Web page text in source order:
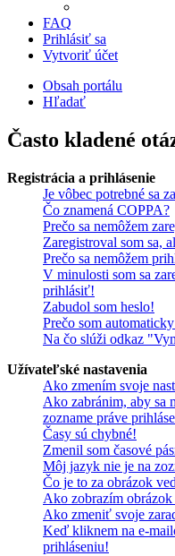
FAQ
Prihlásiť sa
Vytvoriť účet
Obsah portálu
Hľadať
Často kladené
Registrácia a prihlásenie
Je vôbec potrebné sa
Čo znamená COPPA?
Prečo sa nemôžem
Zaregistroval som sa,
Prečo sa nemôžem
V minulosti som sa
prihlásiť!
Zabudol som heslo!
Prečo som
Na čo slúži odkaz
Užívateľské nastavenia
Ako zmením svoje
Ako zabránim, aby sa
zozname práve
Časy sú chybné!
Zmenil som časové
Môj jazyk nie je na
Čo je to za obrázok
Ako zobrazím
Ako zmeniť svoje
Keď kliknem na e-
prihláseniu!